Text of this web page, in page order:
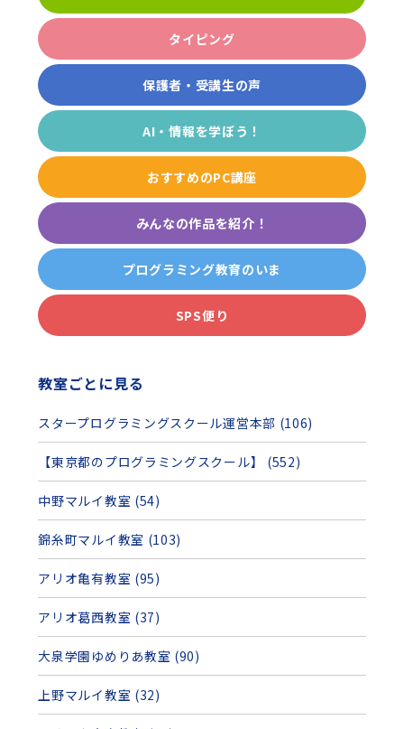
タイピング
保護者・受講生の声
AI・情報を学ぼう！
おすすめのPC講座
みんなの作品を紹介！
プログラミング教育のいま
SPS便り
教室ごとに見る
スタープログラミングスクール運営本部 (106)
【東京都のプログラミングスクール】 (552)
中野マルイ教室 (54)
錦糸町マルイ教室 (103)
アリオ亀有教室 (95)
アリオ葛西教室 (37)
大泉学園ゆめりあ教室 (90)
上野マルイ教室 (32)